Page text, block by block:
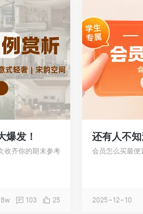
爆发！
齐你的期末参考
103 25
还有人不知
会员怎么买最
2025-12-10